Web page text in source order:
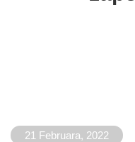
21 Februara, 2022